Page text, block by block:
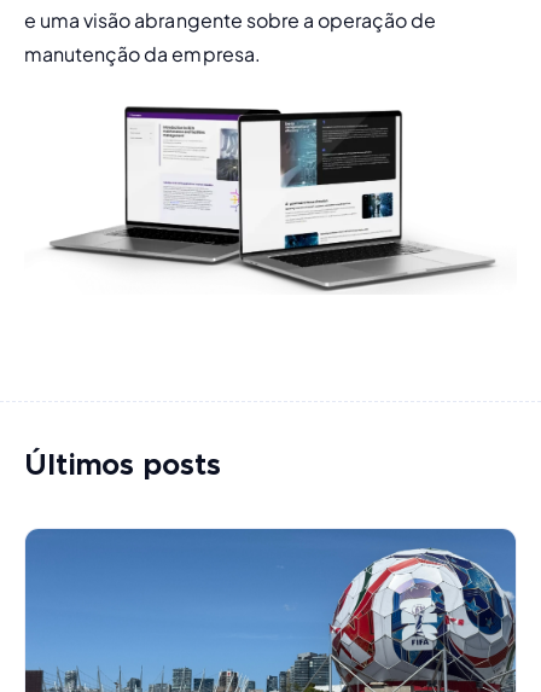
e uma visão abrangente sobre a operação de
manutenção da empresa.
Últimos posts